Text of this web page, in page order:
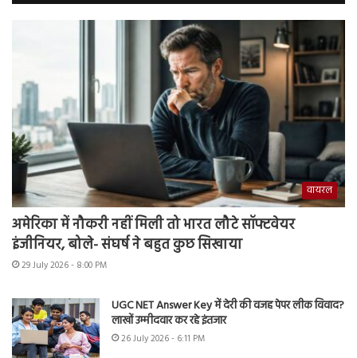
वायरल
अमेरिका में नौकरी नहीं मिली तो भारत लौटे सॉफ्टवेयर
इंजीनियर, बोले- संघर्ष ने बहुत कुछ सिखाया
29 July 2026 - 8:00 PM
UGC NET Answer Key में देरी की वजह पेपर लीक विवाद?
लाखों उम्मीदवार कर रहे इंतजार
26 July 2026 - 6:11 PM